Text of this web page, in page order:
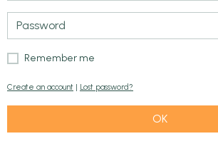
Remember me
Create an account | Lost password?
OK